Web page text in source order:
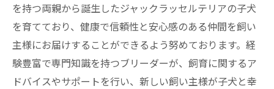
を持つ両親から誕生したジャックラッセルテリアの子犬
を育てており、健康で信頼性と安心感のある仲間を飼い
主様にお届けすることができるよう努めております。経
験豊富で専門知識を持つブリーダーが、飼育に関するア
ドバイスやサポートを行い、新しい飼い主様が子犬と幸